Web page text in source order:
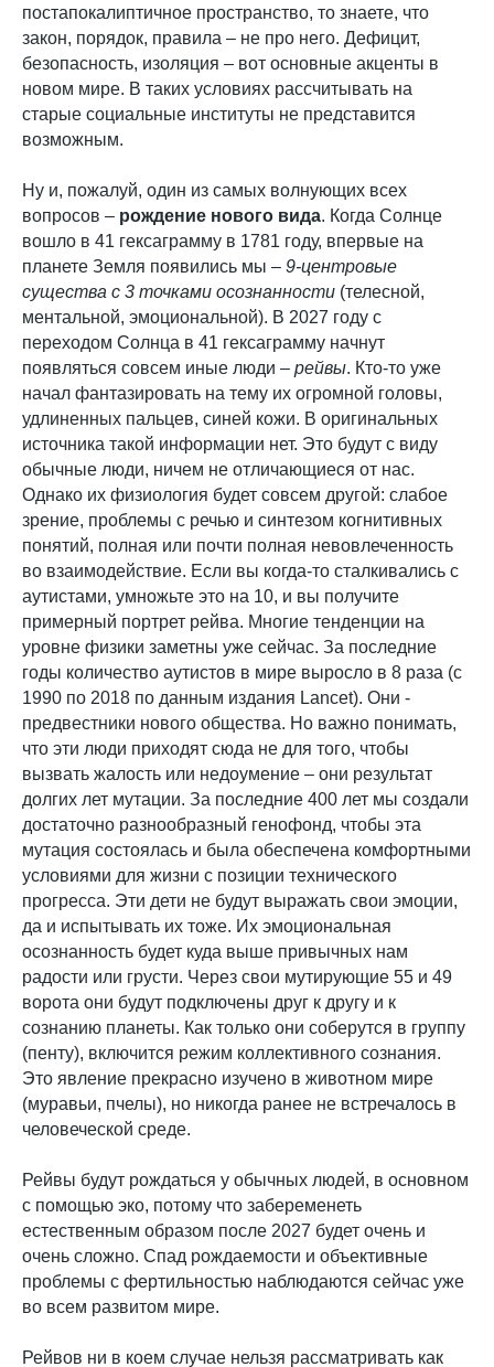
постапокалиптичное пространство, то знаете, что
закон, порядок, правила – не про него. Дефицит,
безопасность, изоляция – вот основные акценты в
новом мире. В таких условиях рассчитывать на
старые социальные институты не представится
возможным.
Ну и, пожалуй, один из самых волнующих всех
вопросов – рождение нового вида. Когда Солнце
вошло в 41 гексаграмму в 1781 году, впервые на
планете Земля появились мы – 9-центровые
существа с 3 точками осознанности (телесной,
ментальной, эмоциональной). В 2027 году с
переходом Солнца в 41 гексаграмму начнут
появляться совсем иные люди – рейвы. Кто-то уже
начал фантазировать на тему их огромной головы,
удлиненных пальцев, синей кожи. В оригинальных
источника такой информации нет. Это будут с виду
обычные люди, ничем не отличающиеся от нас.
Однако их физиология будет совсем другой: слабое
зрение, проблемы с речью и синтезом когнитивных
понятий, полная или почти полная невовлеченность
во взаимодействие. Если вы когда-то сталкивались с
аутистами, умножьте это на 10, и вы получите
примерный портрет рейва. Многие тенденции на
уровне физики заметны уже сейчас. За последние
годы количество аутистов в мире выросло в 8 раза (с
1990 по 2018 по данным издания Lancet). Они -
предвестники нового общества. Но важно понимать,
что эти люди приходят сюда не для того, чтобы
вызвать жалость или недоумение – они результат
долгих лет мутации. За последние 400 лет мы создали
достаточно разнообразный генофонд, чтобы эта
мутация состоялась и была обеспечена комфортными
условиями для жизни с позиции технического
прогресса. Эти дети не будут выражать свои эмоции,
да и испытывать их тоже. Их эмоциональная
осознанность будет куда выше привычных нам
радости или грусти. Через свои мутирующие 55 и 49
ворота они будут подключены друг к другу и к
сознанию планеты. Как только они соберутся в группу
(пенту), включится режим коллективного сознания.
Это явление прекрасно изучено в животном мире
(муравьи, пчелы), но никогда ранее не встречалось в
человеческой среде.
Рейвы будут рождаться у обычных людей, в основном
с помощью эко, потому что забеременеть
естественным образом после 2027 будет очень и
очень сложно. Спад рождаемости и объективные
проблемы с фертильностью наблюдаются сейчас уже
во всем развитом мире.
Рейвов ни в коем случае нельзя рассматривать как